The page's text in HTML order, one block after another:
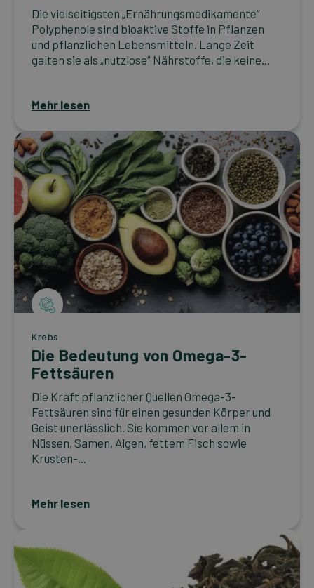
Die vielseitigsten „Ernährungsmedikamente“
Polyphenole sind bioaktive Stoffe in Pflanzen
und pflanzlichen Lebensmitteln. Lange Zeit
galten sie als „nutzlose“ Nährstoffe, die keine...
Mehr lesen
Krebs
Die Bedeutung von Omega-3-
Fettsäuren
Die Kraft pflanzlicher Quellen Omega-3-
Fettsäuren sind für einen gesunden Körper und
Geist unerlässlich. Sie kommen vor allem in
Nüssen, Samen, Algen, fettem Fisch sowie
Krusten-...
Mehr lesen